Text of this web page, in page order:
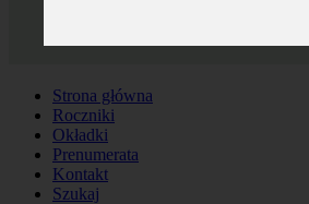
Strona główna
Roczniki
Okładki
Prenumerata
Kontakt
Szukaj